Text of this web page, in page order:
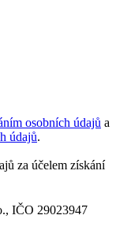
osobních údajů a
údajů.
za účelem získání
IČO 29023947